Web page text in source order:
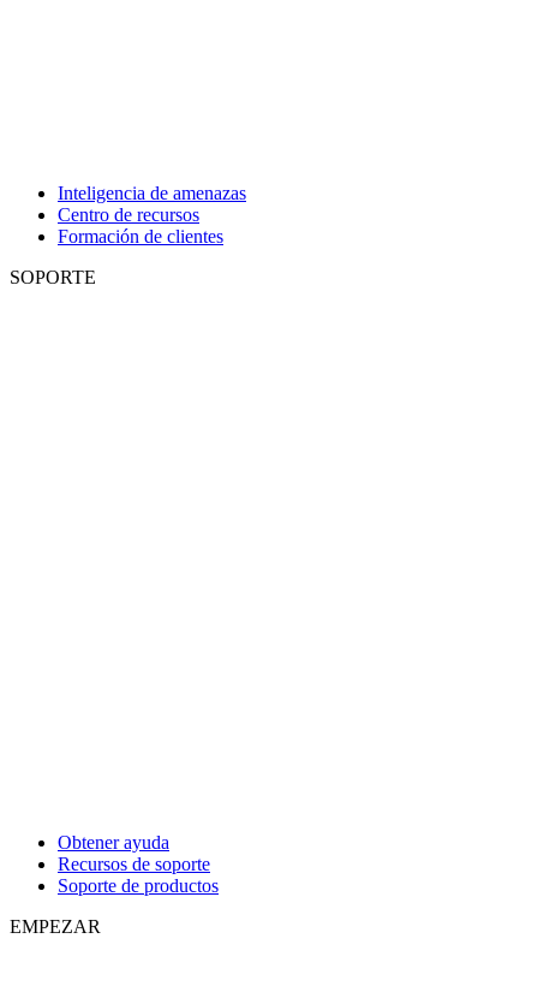
Inteligencia de amenazas
Centro de recursos
Formación de clientes
SOPORTE
Obtener ayuda
Recursos de soporte
Soporte de productos
EMPEZAR